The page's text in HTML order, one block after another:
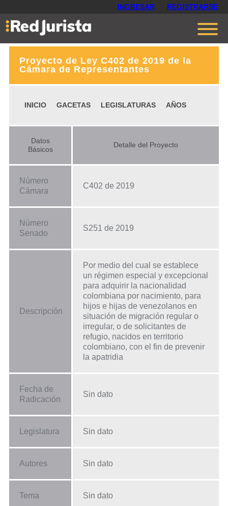
INGRESAR REGISTRARSE
Contáctanos
Planes
Proyecto de Ley C402 de 2019 de la
Cámara de Representantes
INICIO GACETAS LEGISLATURAS AÑOS
Datos
Básicos
Detalle del Proyecto
Número
Cámara
C402 de 2019
Número
Senado
S251 de 2019
Descripción
Por medio del cual se establece
un régimen especial y excepcional
para adquirir la nacionalidad
colombiana por nacimiento, para
hijos e hijas de venezolanos en
situación de migración regular o
irregular, o de solicitantes de
refugio, nacidos en territorio
colombiano, con el fin de prevenir
la apatridia
Fecha de
Radicación
Sin dato
Legislatura Sin dato
Autores Sin dato
Tema Sin dato